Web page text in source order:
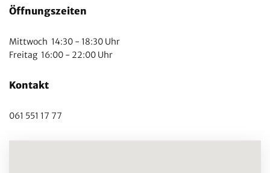
Öffnungszeiten
Mittwoch 14:30 - 18:30 Uhr
Freitag 16:00 - 22:00 Uhr
Kontakt
061 551 17 77